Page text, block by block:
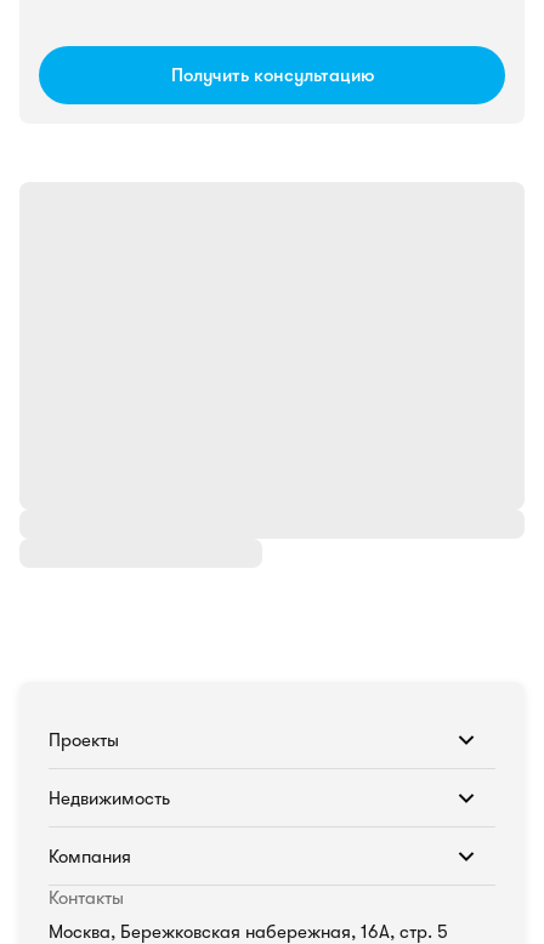
Получить консультацию
Проекты
Недвижимость
Компания
Контакты
Москва, Бережковская набережная, 16А, стр. 5